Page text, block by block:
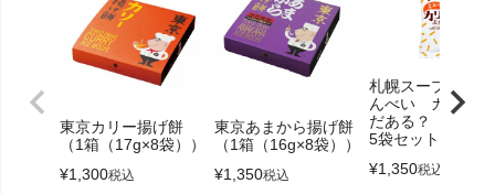
東京カリー揚げ餅
（1箱（17g×8袋））
¥1,300税込
東京あまから揚げ餅
（1箱（16g×8袋））
¥1,350税込
札幌スープカリ
んべい カリカリ
だある？（40ｇ
5袋セット
¥1,350税込